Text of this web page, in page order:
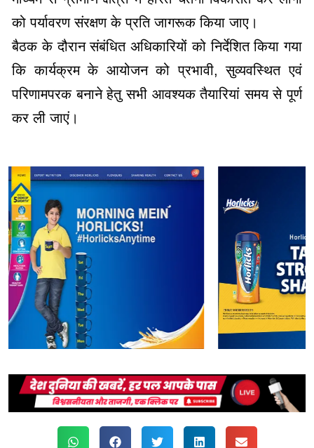
को पर्यावरण संरक्षण के प्रति जागरूक किया जाए।
बैठक के दौरान संबंधित अधिकारियों को निर्देशित किया गया
कि कार्यक्रम के आयोजन को प्रभावी, सुव्यवस्थित एवं
परिणामपरक बनाने हेतु सभी आवश्यक तैयारियां समय से पूर्ण
कर ली जाएं।